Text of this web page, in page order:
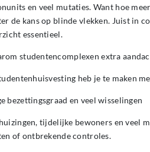
en veel mutaties. Want hoe
de kans op blinde vlekken. Juist in
essentieel.
studentencomplexen extra
heb je te maken
bezettingsgraad en veel wisselingen
tijdelijke bewoners en veel
of ontbrekende controles.